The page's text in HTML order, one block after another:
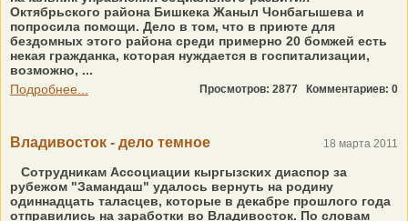
Октябрьского района Бишкека Жаныл Чонбагышева и
попросила помощи. Дело в том, что в приюте для
бездомных этого района среди примерно 20 бомжей есть
некая гражданка, которая нуждается в госпитализации,
возможно, ...
Подробнее...
Просмотров: 2877 Комментариев: 0
Владивосток - дело темное 18 марта 2011
Сотрудникам Ассоциации кыргызcких диаспор за
рубежом "Замандаш" удалось вернуть на родину
одиннадцать таласцев, которые в декабре прошлого года
отправились на заработки во Владивосток. По словам